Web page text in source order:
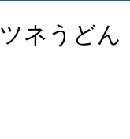
ネうどん